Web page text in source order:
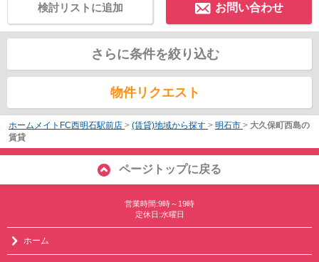
お問い合わせ
検討リストに追加
さらに条件を絞り込む
物件リクエスト
ホームメイトFC西明石駅前店 > (賃貸)地域から探す > 明石市 > 大久保町西島の
賃貸
ページトップに戻る
営業時間:9時～19時
定休日:水曜日
ホーム